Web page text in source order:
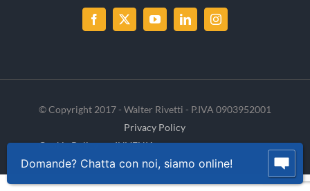
© Copyright 2017 - Walter Rivetti - P.IVA 0903952001
Privacy Policy
Cookie Policy
INVENIA
Domande? Chatta con noi, siamo online!